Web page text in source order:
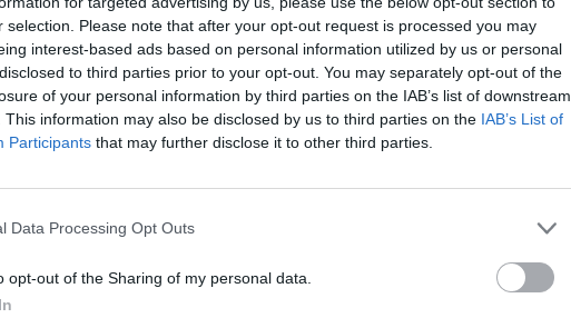
selection. Please note that after your opt-out request is processed you may
interest-based ads based on personal information utilized by us or personal
to third parties prior to your opt-out. You may separately opt-out of the
of your personal information by third parties on the IAB’s list of downstream
This information may also be disclosed by us to third parties on the IAB’s List of
Participants that may further disclose it to other third parties.
Data Processing Opt Outs
opt-out of the Sharing of my personal data.